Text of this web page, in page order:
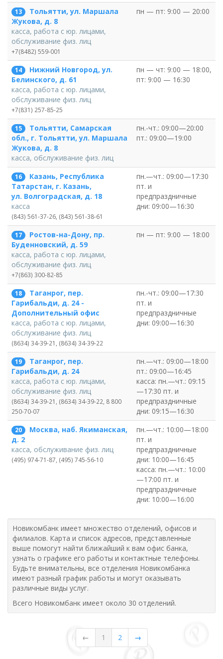
13
Тольятти, ул. Маршала
Жукова, д. 8
касса, работа с юр. лицами,
обслуживание физ. лиц
+7(8482) 559-001
пн — пт: 9:00 — 20:00
14
Нижний Новгород, ул.
Белинского, д. 61
касса, работа с юр. лицами,
обслуживание физ. лиц
+7(831) 257-85-25
пн — чт: 9:00 — 18:00,
пт: 9:00 — 16:30
15
Тольятти, Самарская
обл., г. Тольятти, ул. Маршала
Жукова, д. 8
касса, обслуживание физ. лиц
пн.-чт.: 09:00—20:00
пт.: 09:00—19:00
16
Казань, Республика
Татарстан, г. Казань,
ул. Волгоградская, д. 18
касса
(843) 561-37-26, (843) 561-38-61
пн.—чт.: 09:00—17:30
пт. и
предпраздничные
дни: 09:00—16:30
17
Ростов-на-Дону, пр.
Буденновский, д. 59
касса, работа с юр. лицами,
обслуживание физ. лиц
+7(863) 300-82-85
пн — пт: 9:00 — 18:00
18
Таганрог, пер.
Гарибальди, д. 24 -
Дополнительный офис
касса, работа с юр. лицами,
обслуживание физ. лиц
(8634) 34-39-21, (8634) 34-39-22
пн.-чт.: 09:00—17:30
пт. и
предпраздничные
дни: 09:00—16:30
19
Таганрог, пер.
Гарибальди, д. 24
касса, работа с юр. лицами,
обслуживание физ. лиц
(8634) 34-39-21, (8634) 34-39-22, 8 800
250-70-07
пн.—чт.: 09:00—18:00
пт.: 09:00—16:45
касса: пн.—чт.: 09:15
—17:30 пт. и
предпраздничные
дни: 09:15—16:30
20
Москва, наб. Якиманская,
д. 2
касса, обслуживание физ. лиц
(495) 974-71-87, (495) 745-56-10
пн.—чт.: 10:00—18:00
пт. и
предпраздничные
дни: 10:00—16:45
касса: пн.—чт.: 10:00
—17:00 пт. и
предпраздничные
дни: 10:00—16:00
Новикомбанк имеет множество отделений, офисов и
филиалов. Карта и список адресов, представленные
выше помогут найти ближайший к вам офис банка,
узнать о графике его работы и контактные телефоны.
Будьте внимательны, все отделения Новикомбанка
имеют разный график работы и могут оказывать
различные виды услуг.
Всего Новикомбанк имеет около 30 отделений.
← 1 2 →